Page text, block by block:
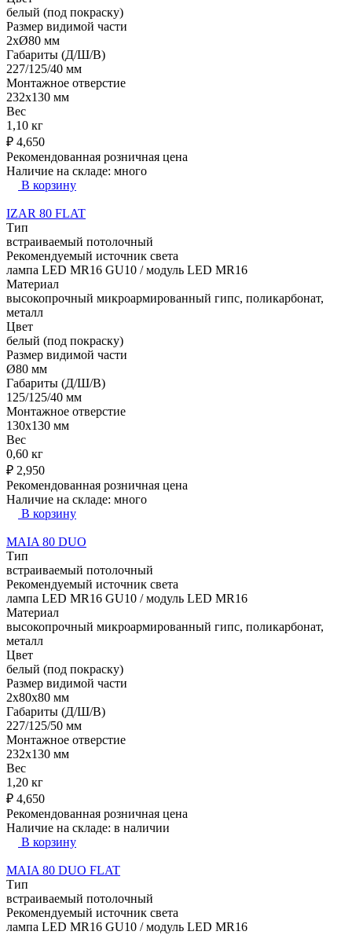
белый (под покраску)
Размер видимой части
2xØ80 мм
Габариты (Д/Ш/В)
227/125/40 мм
Монтажное отверстие
232x130 мм
Вес
1,10 кг
₽ 4,650
Рекомендованная розничная цена
Наличие на складе: много
В корзину
IZAR 80 FLAT
Тип
встраиваемый потолочный
Рекомендуемый источник света
лампа LED MR16 GU10 / модуль LED MR16
Материал
высокопрочный микроармированный гипс, поликарбонат,
металл
Цвет
белый (под покраску)
Размер видимой части
Ø80 мм
Габариты (Д/Ш/В)
125/125/40 мм
Монтажное отверстие
130x130 мм
Вес
0,60 кг
₽ 2,950
Рекомендованная розничная цена
Наличие на складе: много
В корзину
MAIA 80 DUO
Тип
встраиваемый потолочный
Рекомендуемый источник света
лампа LED MR16 GU10 / модуль LED MR16
Материал
высокопрочный микроармированный гипс, поликарбонат,
металл
Цвет
белый (под покраску)
Размер видимой части
2x80x80 мм
Габариты (Д/Ш/В)
227/125/50 мм
Монтажное отверстие
232x130 мм
Вес
1,20 кг
₽ 4,650
Рекомендованная розничная цена
Наличие на складе: в наличии
В корзину
MAIA 80 DUO FLAT
Тип
встраиваемый потолочный
Рекомендуемый источник света
лампа LED MR16 GU10 / модуль LED MR16